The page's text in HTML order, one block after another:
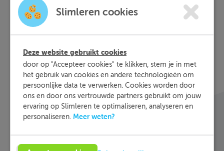
Wat is
eigenlijk?
Met Slimleren oefen je online voor de vakken
waar je nog wat moeite mee hebt, waar en
wanneer je maar wilt. Theorie-uitleg, video-
colleges, vuistregels en meer helpen jou om de
stof sneller te begrijpen. Daarnaast krijg je bij
uitleg hoe je de vraag het beste kunt oplossen.
Slimleren cookies
Deze website gebruikt cookies
door op "Accepteer cookies" te klikken, stem je in met
het gebruik van cookies en andere technologieën om
persoonlijke data te verwerken. Cookies worden door
ons en door ons vertrouwde partners gebruikt om jouw
ervaring op Slimleren te optimaliseren, analyseren en
personaliseren. Meer weten?